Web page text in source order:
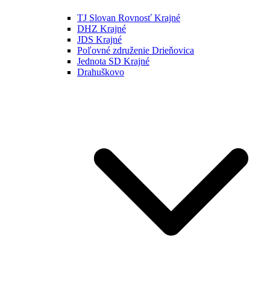
TJ Slovan Rovnosť Krajné
DHZ Krajné
JDS Krajné
Poľovné združenie Drieňovica
Jednota SD Krajné
Drahuškovo